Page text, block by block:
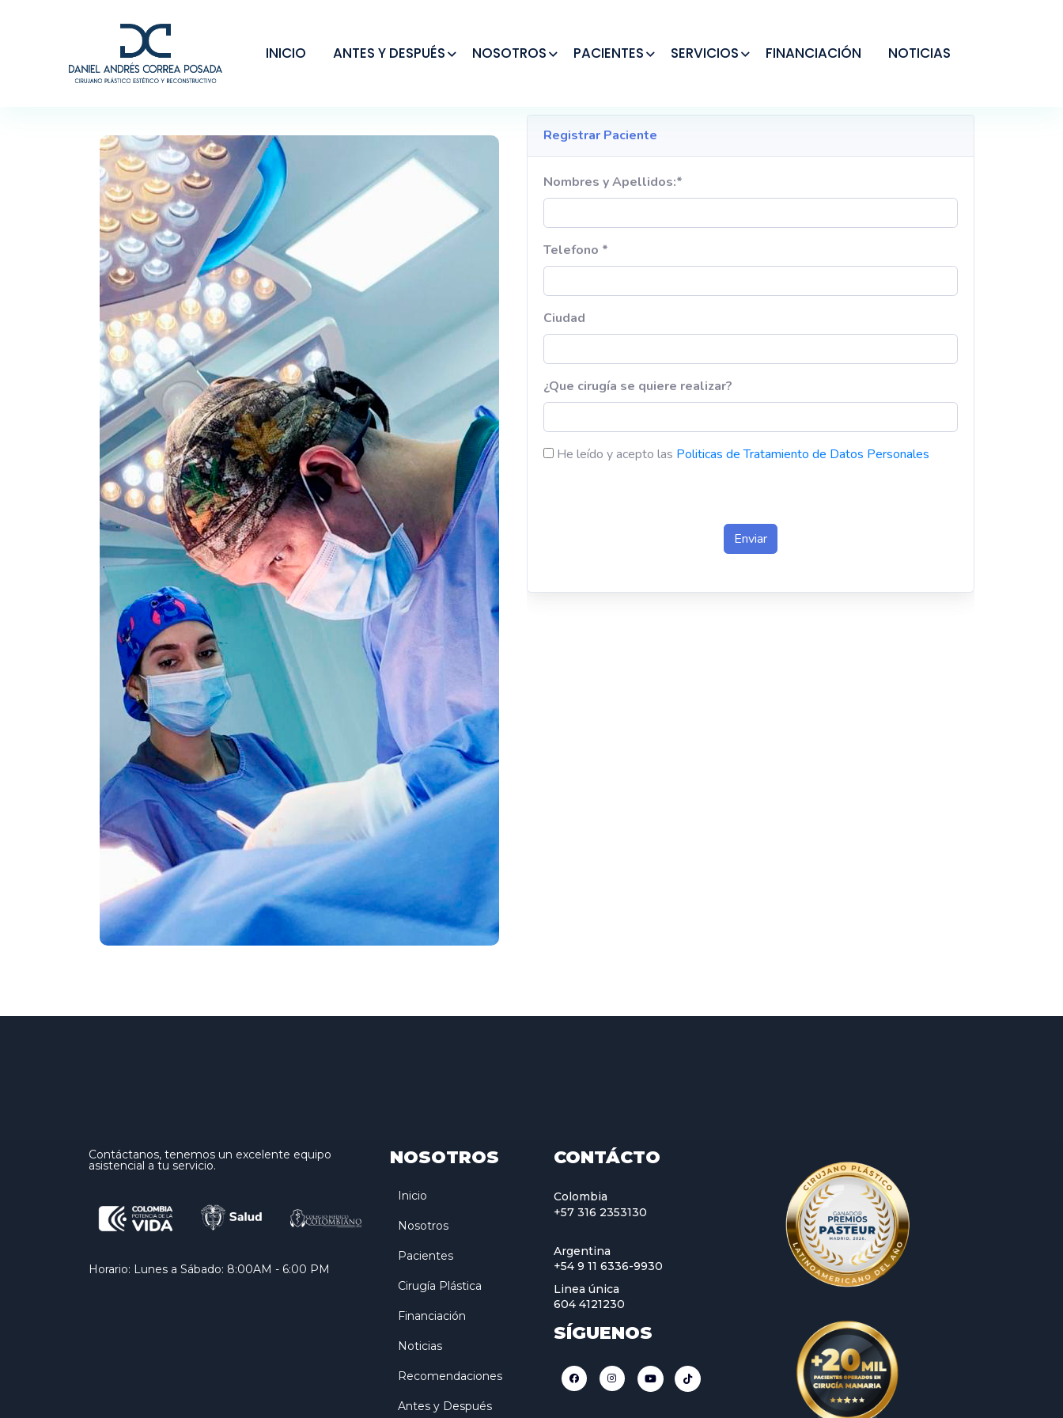
INICIO ANTES Y DESPUÉS NOSOTROS PACIENTES SERVICIOS FINANCIACIÓN NOTICIAS
Contáctanos, tenemos un excelente equipo
asistencial a tu servicio.
Horario: Lunes a Sábado: 8:00AM - 6:00 PM
NOSOTROS
Inicio
Nosotros
Pacientes
Cirugía Plástica
Financiación
Noticias
Recomendaciones
Antes y Después
CONTÁCTO
Colombia
+57 316 2353130
Argentina
+54 9 11 6336-9930
Linea única
604 4121230
SÍGUENOS